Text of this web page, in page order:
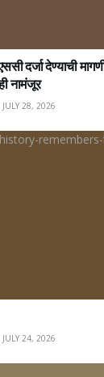
दर्जा देण्याची
नामंजूर
JULY 28, 2026
JULY 24, 2026